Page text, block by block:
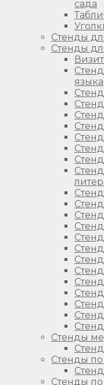
сада
Стенды
Стенды
языка
Стенды
Стенды
Стенды по